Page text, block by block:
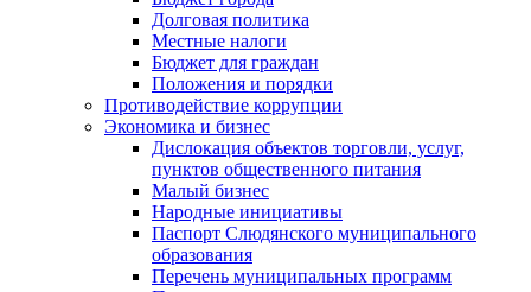
Долговая политика
Местные налоги
Бюджет для граждан
Положения и порядки
Противодействие коррупции
Экономика и бизнес
Дислокация объектов торговли, услуг,
пунктов общественного питания
Малый бизнес
Народные инициативы
Паспорт Слюдянского муниципального
образования
Перечень муниципальных программ